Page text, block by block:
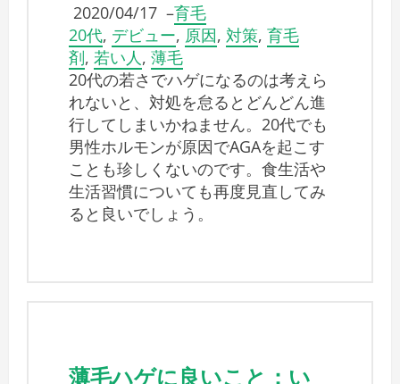
2020/04/17 –育毛
20代, デビュー, 原因, 対策, 育毛
剤, 若い人 , 薄毛
20代の若さでハゲになるのは考えら
れないと、対処を怠るとどんどん進
行してしまいかねません。20代でも
男性ホルモンが原因でAGAを起こす
ことも珍しくないのです。食生活や
生活習慣についても再度見直してみ
ると良いでしょう。
薄毛ハゲに良いこと：い